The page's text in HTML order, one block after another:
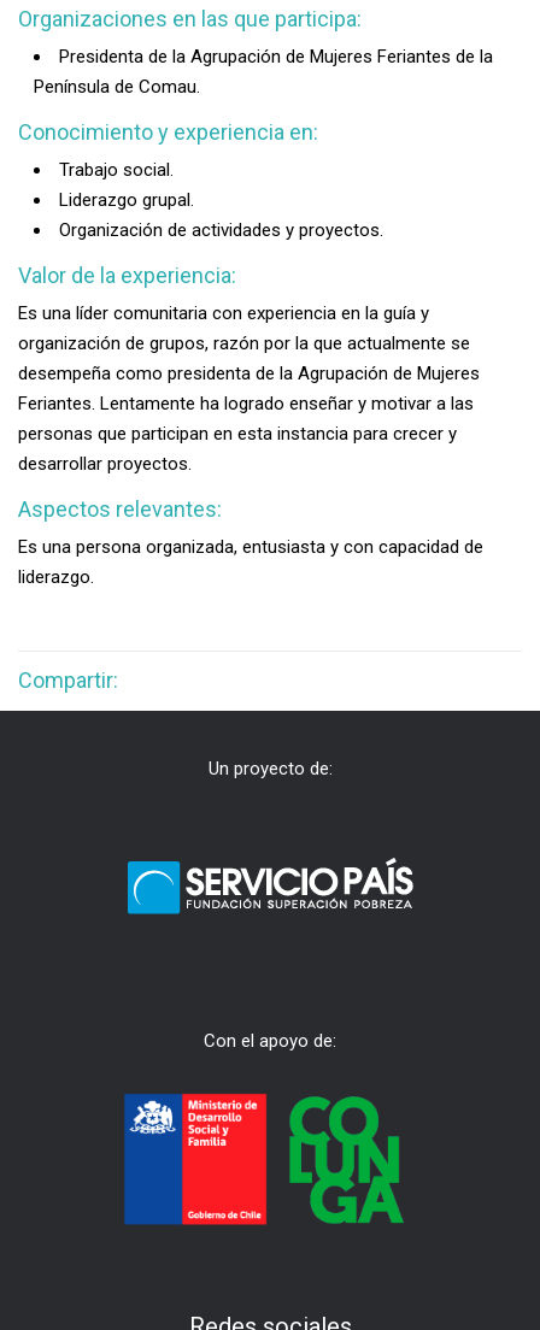
Organizaciones en las que participa:
Presidenta de la Agrupación de Mujeres Feriantes de la
Península de Comau.
Conocimiento y experiencia en:
Trabajo social.
Liderazgo grupal.
Organización de actividades y proyectos.
Valor de la experiencia:
Es una líder comunitaria con experiencia en la guía y
organización de grupos, razón por la que actualmente se
desempeña como presidenta de la Agrupación de Mujeres
Feriantes. Lentamente ha logrado enseñar y motivar a las
personas que participan en esta instancia para crecer y
desarrollar proyectos.
Aspectos relevantes:
Es una persona organizada, entusiasta y con capacidad de
liderazgo.
Compartir:
Un proyecto de:
Con el apoyo de: